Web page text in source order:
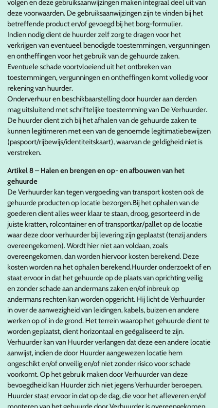
volgen en deze gebruiksaanwijzingen maken integraal deel uit van
deze voorwaarden. De gebruiksaanwijzingen zijn te vinden bij het
betreffende product en/of gevoegd bij het borg-formulier.
Indien nodig dient de huurder zelf zorg te dragen voor het
verkrijgen van eventueel benodigde toestemmingen, vergunningen
en ontheffingen voor het gebruik van de gehuurde zaken.
Eventuele schade voortvloeiend uit het ontbreken van
toestemmingen, vergunningen en ontheffingen komt volledig voor
rekening van huurder.
Onderverhuur en beschikbaarstelling door huurder aan derden
mag uitsluitend met schriftelijke toestemming van De Verhuurder.
De huurder dient zich bij het afhalen van de gehuurde zaken te
kunnen legitimeren met een van de genoemde legitimatiebewijzen
(paspoort/rijbewijs/identiteitskaart), waarvan de geldigheid niet is
verstreken.
Artikel 8 – Halen en brengen en op- en afbouwen van het
gehuurde
De Verhuurder kan tegen vergoeding van transport kosten ook de
gehuurde producten op locatie bezorgen.Bij het ophalen van de
goederen dient alles weer klaar te staan, droog, gesorteerd in de
juiste kratten, rolcontainer en of transportkar/pallet op de locatie
waar deze door verhuurder bij levering zijn geplaatst (tenzij anders
overeengekomen). Wordt hier niet aan voldaan, zoals
overeengekomen, dan worden hiervoor kosten berekend. Deze
kosten worden na het ophalen berekend.Huurder onderzoekt of en
staat ervoor in dat het gehuurde op de plaats van oprichting veilig
en zonder schade aan andermans zaken en/of inbreuk op
andermans rechten kan worden opgericht. Hij licht de Verhuurder
in over de aanwezigheid van leidingen, kabels, buizen en andere
werken op of in de grond. Het terrein waarop het gehuurde dient te
worden geplaatst, dient horizontaal en geëgaliseerd te zijn.
Verhuurder kan van Huurder verlangen dat deze een andere locatie
aanwijst, indien de door Huurder aangewezen locatie hem
ongeschikt en/of onveilig en/of niet zonder risico voor schade
voorkomt. Op het gebruik maken door Verhuurder van deze
bevoegdheid kan Huurder zich niet jegens Verhuurder beroepen.
Huurder staat ervoor in dat op de dag, die voor het afleveren en/of